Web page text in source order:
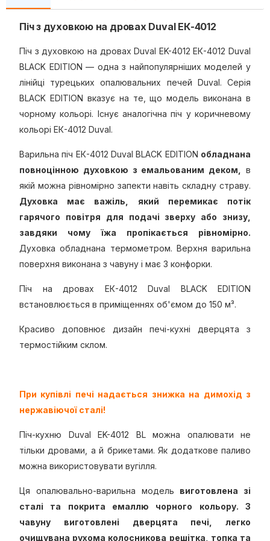
Піч з духовкою на дровах Duval ЕК-4012
Піч з духовкою на дровах Duval EK-4012 EК-4012 Duval
BLACK EDITION — одна з найпопулярніших моделей у
лінійці турецьких опалювальних печей Duval. Серія
BLACK EDITION вказує на те, що модель виконана в
чорному кольорі. Існує аналогічна піч у коричневому
кольорі EК-4012 Duval.
Варильна піч EК-4012 Duval BLACK EDITION обладнана
повноцінною духовкою з емальованим деком,
в
якій можна рівномірно запекти навіть складну страву.
Духовка має важіль, який перемикає потік
гарячого повітря для подачі зверху або знизу,
завдяки чому їжа пропікається рівномірно.
Духовка обладнана термометром. Верхня варильна
поверхня виконана з чавуну і має 3 конфорки.
Піч на дровах ЕК-4012 Duval BLACK EDITION
встановлюється в приміщеннях об'ємом до 150 м³.
Красиво доповнює дизайн печі-кухні дверцята з
термостійким склом.
При купівлі печі надається знижка на димохід з
нержавіючої сталі!
Піч-кухню Duval EK-4012 BL можна опалювати не
тільки дровами, а й брикетами. Як додаткове паливо
можна використовувати вугілля.
Ця опалювально-варильна модель виготовлена зі
сталі та покрита емаллю чорного кольору. З
чавуну виготовлені дверцята печі, легко
очищувана рухома колосникова решітка, топка та